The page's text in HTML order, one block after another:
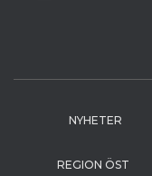
NYHETER
REGION ÖST